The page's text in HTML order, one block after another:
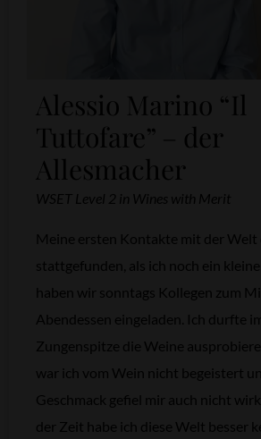
Alessio Marino “Il
Tuttofare” – der
Allesmacher
WSET Level 2 in Wines with Merit
Meine ersten Kontakte mit der Welt
stattgefunden, als ich noch ein
haben wir sonntags Kollegen zum
Abendessen eingeladen. Ich durfte
Zungenspitze die Weine
war ich vom Wein nicht begeistert
Geschmack gefiel mir auch nicht
der Zeit habe ich diese Welt besser